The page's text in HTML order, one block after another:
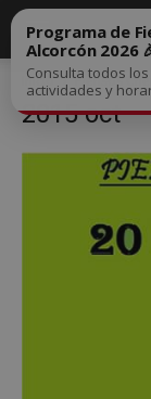
Inicio Piensos
2015 oct
Programa de
Alcorcón 2026
Consulta todos
actividades y